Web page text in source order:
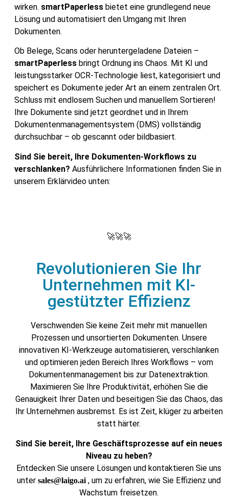
wirken. smartPaperlessbietet eine grundlegend neue
Lösung und automatisiert den Umgang mit Ihren
Dokumenten.
Ob Belege, Scans oder heruntergeladene Dateien –
smartPaperlessbringt Ordnung ins Chaos. Mit KI und
leistungsstarker OCR-Technologie liest, kategorisiert und
speichert es Dokumente jeder Art an einem zentralen Ort.
Schluss mit endlosem Suchen und manuellem Sortieren!
Ihre Dokumente sind jetzt geordnet und in Ihrem
Dokumentenmanagementsystem (DMS) vollständig
durchsuchbar – ob gescannt oder bildbasiert.
Sind Sie bereit, Ihre Dokumenten-Workflows zu
verschlanken? Ausführlichere Informationen finden Sie in
unserem Erklärvideo unten:
🚀🚀🚀
Revolutionieren Sie Ihr
Unternehmen mit KI-
gestützter Effizienz
Verschwenden Sie keine Zeit mehr mit manuellen
Prozessen und unsortierten Dokumenten. Unsere
innovativen KI-Werkzeuge automatisieren, verschlanken
und optimieren jeden Bereich Ihres Workflows – vom
Dokumentenmanagement bis zur Datenextraktion.
Maximieren Sie Ihre Produktivität, erhöhen Sie die
Genauigkeit Ihrer Daten und beseitigen Sie das Chaos, das
Ihr Unternehmen ausbremst. Es ist Zeit, klüger zu arbeiten
statt härter.
Sind Sie bereit, Ihre Geschäftsprozesse auf ein neues
Niveau zu heben?
Entdecken Sie unsere Lösungen und kontaktieren Sie uns
untersales@laigo.ai, um zu erfahren, wie Sie Effizienz und
Wachstum freisetzen.